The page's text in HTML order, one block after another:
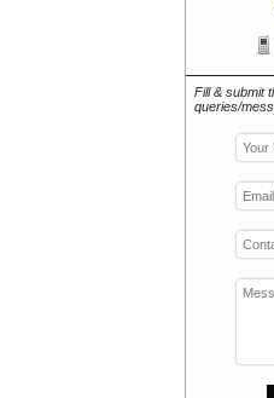
Fill & submit
queries/